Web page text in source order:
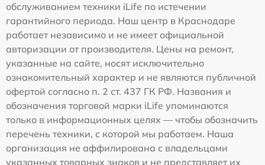
обслуживанием техники iLife по истечении
гарантийного периода. Наш центр в Краснодаре
работает независимо и не имеет официальной
авторизации от производителя. Цены на ремонт,
указанные на сайте, носят исключительно
ознакомительный характер и не являются публичной
офертой согласно п. 2 ст. 437 ГК РФ. Названия и
обозначения торговой марки iLife упоминаются
только в информационных целях — чтобы обозначить
перечень техники, с которой мы работаем. Наша
организация не аффилирована с владельцами
указанных товарных знаков и не представляет их